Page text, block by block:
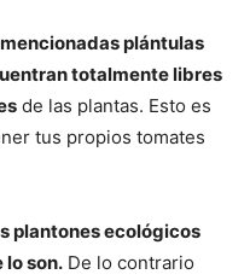
plántulas
totalmente libres
de las plantas. Esto es
tus propios tomates
plantones ecológicos
lo son. De lo contrario